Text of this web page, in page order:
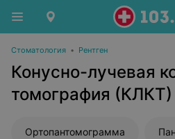
Стоматология • Рентген
Конусно-лучевая
томография (КЛКТ)
Ортопантомограмма